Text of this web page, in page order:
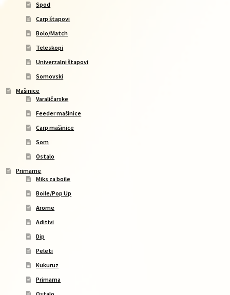
Spod
Carp štapovi
Bolo/Match
Teleskopi
Univerzalni štapovi
Somovski
Mašinice
Varaličarske
Feeder mašinice
Carp mašinice
Som
Ostalo
Primame
Miks za boile
Boile/Pop Up
Arome
Aditivi
Dip
Peleti
Kukuruz
Primama